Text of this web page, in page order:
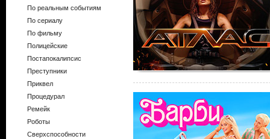
По реальным событиям
По сериалу
По фильму
Полицейские
Постапокалипсис
Преступники
Приквел
Процедурал
Ремейк
Роботы
Сверхспособности